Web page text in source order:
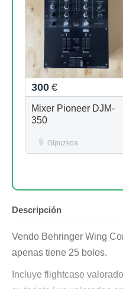
300 €
Mixer Pioneer DJM-
350
Gipuzkoa
Descripción
Vendo Behringer Wing
apenas tiene 25 bolos.
Incluye flightcase